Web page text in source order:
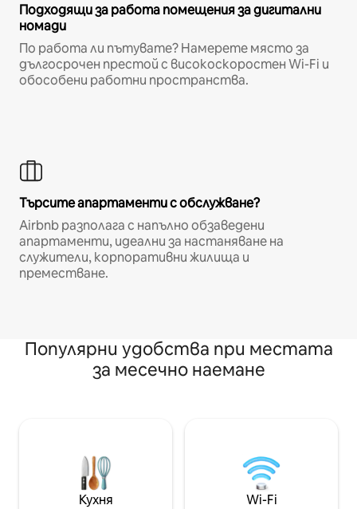
Подходящи за работа помещения за дигитални
номади
По работа ли пътувате? Намерете място за
дългосрочен престой с високоскоростен Wi-Fi и
обособени работни пространства.
Търсите апартаменти с обслужване?
Airbnb разполага с напълно обзаведени
апартаменти, идеални за настаняване на
служители, корпоративни жилища и
преместване.
Популярни удобства при местата
за месечно наемане
Кухня Wi-Fi